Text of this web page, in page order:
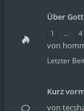
Über Gott
1 … 4
von
Letzter
Kurz
von